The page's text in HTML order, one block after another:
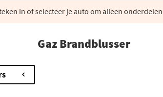
in of selecteer je auto om alleen
Gaz Brandblusser